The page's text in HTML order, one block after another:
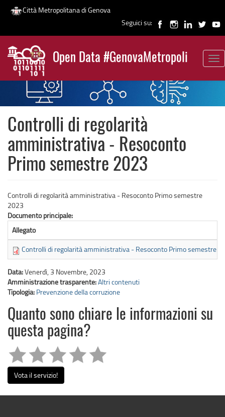
Salta
contenuto
principale
Città Metropolitana di Genova
Seguici su:
Open Data #GenovaMetropoli
News
Controlli di regolarità
amministrativa - Resoconto
Primo semestre 2023
Controlli di regolarità amministrativa - Resoconto Primo semestre
2023
Documento principale:
Allegato
Controlli di regolarità amministrativa - Resoconto Primo semestre
Data:Venerdì, 3 Novembre, 2023
Amministrazione trasparente:Altri contenuti
Tipologia: Prevenzione della corruzione
Quanto sono chiare le informazioni su
questa pagina?
Vota il servizio!